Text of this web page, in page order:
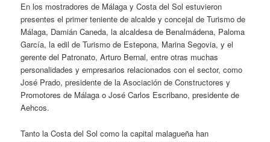
En los mostradores de Málaga y Costa del Sol estuvieron
presentes el primer teniente de alcalde y concejal de Turismo de
Málaga, Damián Caneda, la alcaldesa de Benalmádena, Paloma
García, la edil de Turismo de Estepona, Marina Segovia, y el
gerente del Patronato, Arturo Bernal, entre otras muchas
personalidades y empresarios relacionados con el sector, como
José Prado, presidente de la Asociación de Constructores y
Promotores de Málaga o José Carlos Escribano, presidente de
Aehcos.
Tanto la Costa del Sol como la capital malagueña han